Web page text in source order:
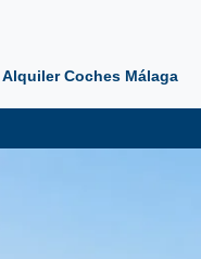
Alquiler Coches Málaga